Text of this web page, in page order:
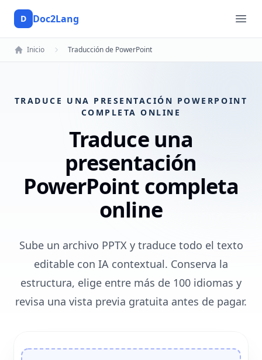
D Doc2Lang
Doc2Lang
Inicio Traducción de PowerPoint
TRADUCE UNA PRESENTACIÓN POWERPOINT
COMPLETA ONLINE
Traduce una
presentación
PowerPoint completa
online
Sube un archivo PPTX y traduce todo el texto
editable con IA contextual. Conserva la
estructura, elige entre más de 100 idiomas y
revisa una vista previa gratuita antes de pagar.